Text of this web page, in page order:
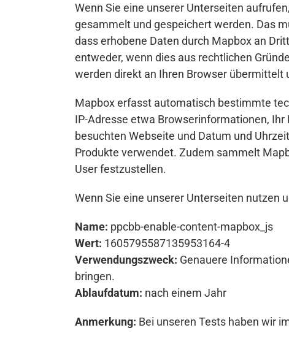
Wenn Sie eine unserer Unterseiten
gesammelt und gespeichert werden. Das
dass erhobene Daten durch Mapbox an
entweder, wenn dies aus rechtlichen
werden direkt an Ihren Browser übermittelt
Mapbox erfasst automatisch bestimmte
IP-Adresse etwa Browserinformationen,
besuchten Webseite und Datum und
Produkte verwendet. Zudem sammelt
User festzustellen.
Wenn Sie eine unserer Unterseiten nutzen
Name: ppcbb-enable-content-mapbox_js
Wert: 1605795587135953164-4
Verwendungszweck: Genauere
bringen.
Ablaufdatum: nach einem Jahr
Anmerkung: Bei unseren Tests haben wir